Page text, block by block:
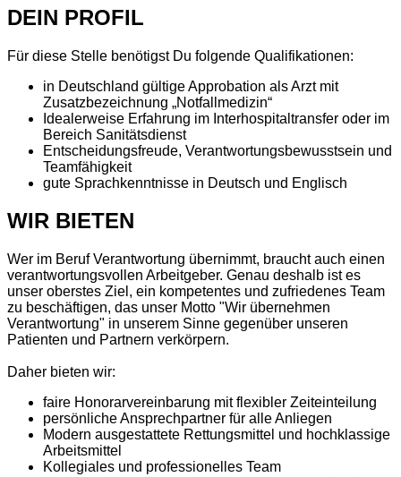
DEIN PROFIL
Für diese Stelle benötigst Du folgende Qualifikationen:
in Deutschland gültige Approbation als Arzt mit
Zusatzbezeichnung „Notfallmedizin“
Idealerweise Erfahrung im Interhospitaltransfer oder im
Bereich Sanitätsdienst
Entscheidungsfreude, Verantwortungsbewusstsein und
Teamfähigkeit
gute Sprachkenntnisse in Deutsch und Englisch
WIR BIETEN
Wer im Beruf Verantwortung übernimmt, braucht auch einen
verantwortungsvollen Arbeitgeber. Genau deshalb ist es
unser oberstes Ziel, ein kompetentes und zufriedenes Team
zu beschäftigen, das unser Motto "Wir übernehmen
Verantwortung" in unserem Sinne gegenüber unseren
Patienten und Partnern verkörpern.
Daher bieten wir:
faire Honorarvereinbarung mit flexibler Zeiteinteilung
persönliche Ansprechpartner für alle Anliegen
Modern ausgestattete Rettungsmittel und hochklassige
Arbeitsmittel
Kollegiales und professionelles Team